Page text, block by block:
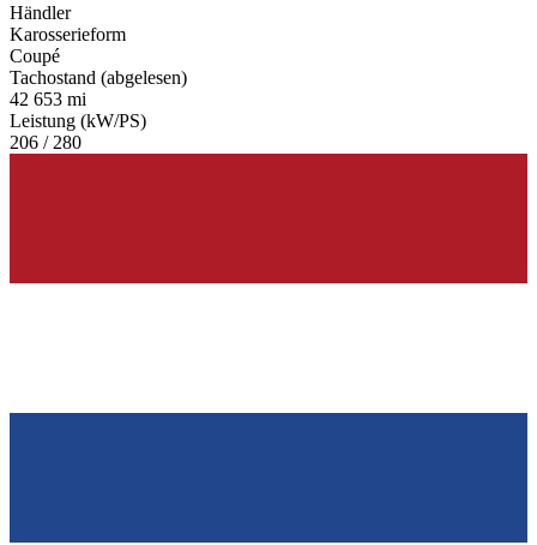
Händler
Karosserieform
Coupé
Tachostand (abgelesen)
42 653 mi
Leistung (kW/PS)
206 / 280